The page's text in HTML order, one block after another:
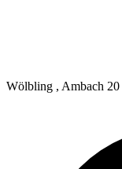
Wölbling , Ambach 20